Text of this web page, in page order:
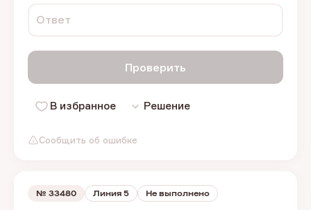
Сообщить об ошибке
Ответ
Проверить
В избранное Решение
№ 33480 Линия 5 Не выполнено